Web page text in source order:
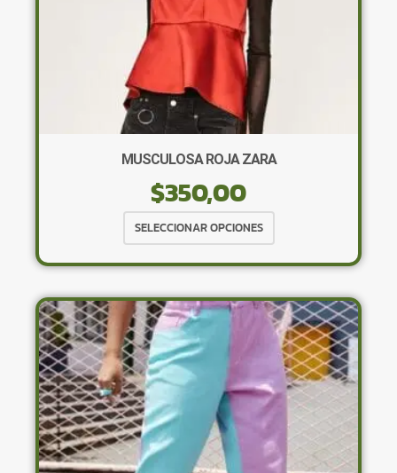
MUSCULOSA ROJA ZARA
$350,00
SELECCIONAR OPCIONES
producto
tiene
variantes.
Las
opciones
se
pueden
elegir
en
la